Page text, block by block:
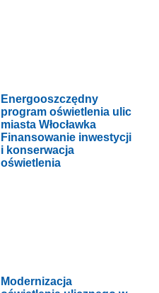
Energooszczędny
program oświetlenia ulic
miasta Włocławka
Finansowanie inwestycji
i konserwacja
oświetlenia
Modernizacja